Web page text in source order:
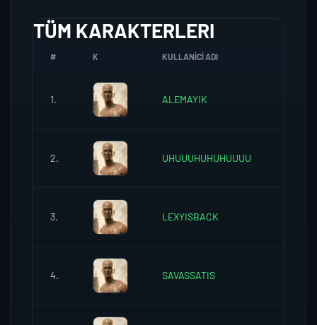
TÜM KARAKTERLERI
# K KULLANICI ADI
1. ALEMAYIK
2. UHUUUHUHUHUUUU
3. LEXYISBACK
4. SAVASSATIS